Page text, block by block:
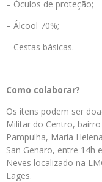
– Óculos de proteção;
– Álcool 70%;
– Cestas básicas.
Como colaborar?
Os itens podem ser
Militar do Centro,
Pampulha, Maria
San Genaro, entre 14h
Neves localizado na
Lages.